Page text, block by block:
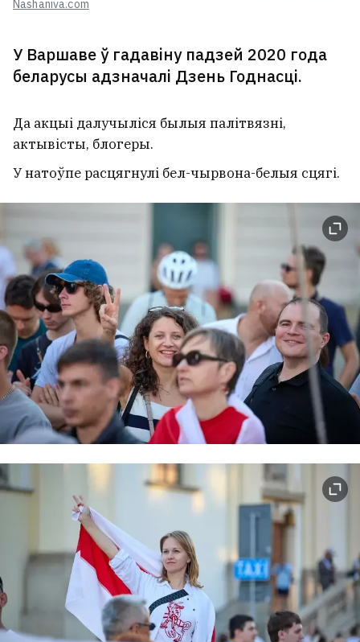
Nashaniva.com
У Варшаве ў гадавіну падзей 2020 года
беларусы адзначалі Дзень Годнасці.
Да акцыі далучыліся былыя палітвязні,
актывісты, блогеры.
У натоўпе расцягнулі бел-чырвона-белыя сцягі.